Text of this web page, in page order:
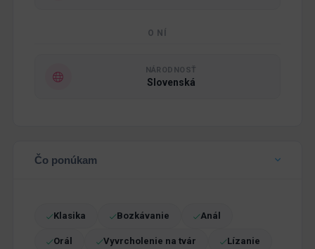
O NÍ
NÁRODNOSŤ
Slovenská
Čo ponúkam
Klasika Bozkávanie Anál
Orál Vyvrcholenie na tvár Lízanie